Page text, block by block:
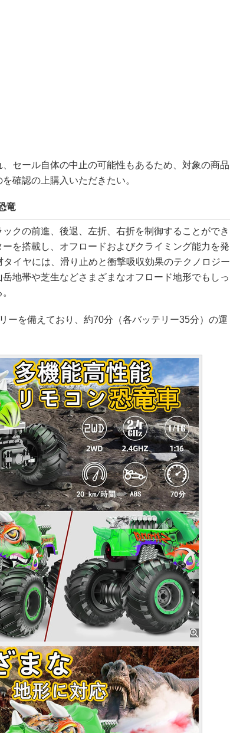
セール自体の中止の可能性もあるため、対象の商品
確認の上購入いただきたい。
竜
クの前進、後退、左折、右折を制御することができ
を搭載し、オフロードおよびクライミング能力を発
イヤには、滑り止めと衝撃吸収効果のテクノロジー
地帯や芝生などさまざまなオフロード地形でもしっ
ーを備えており、約70分（各バッテリー35分）の運